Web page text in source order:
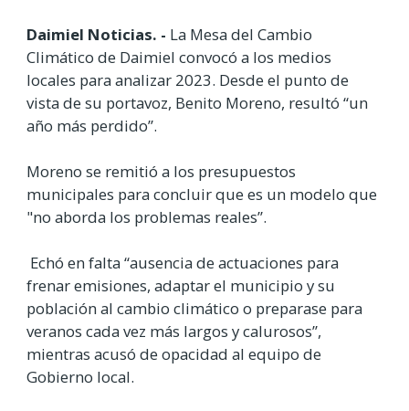
Daimiel Noticias. - La Mesa del Cambio
Climático de Daimiel convocó a los medios
locales para analizar 2023. Desde el punto de
vista de su portavoz, Benito Moreno, resultó “un
año más perdido”.
Moreno se remitió a los presupuestos
municipales para concluir que es un modelo que
"no aborda los problemas reales”.
Echó en falta “ausencia de actuaciones para
frenar emisiones, adaptar el municipio y su
población al cambio climático o preparase para
veranos cada vez más largos y calurosos”,
mientras acusó de opacidad al equipo de
Gobierno local.